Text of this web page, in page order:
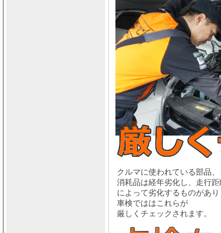
クルマに使われている部品、
消耗品は経年劣化し、走行距
によって劣化するものがあり
車検でははこれらが
厳しくチェックされます。